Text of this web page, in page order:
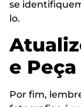
se
lo.
e
Por fim,